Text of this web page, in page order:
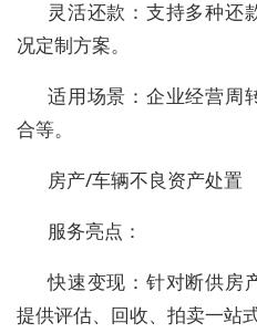
灵活还款：支持多种还
况定制方案。
适用场景：企业经营周
合等。
房产/车辆不良资产处置
服务亮点：
快速变现：针对断供房
提供评估、回收、拍卖一站式